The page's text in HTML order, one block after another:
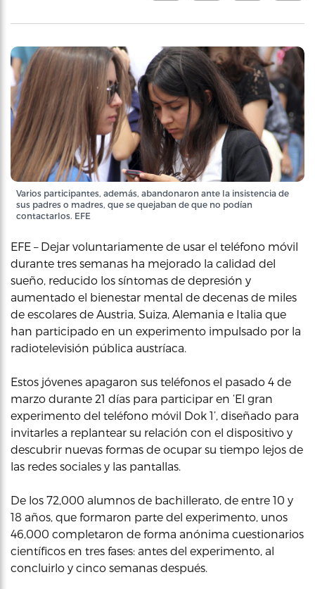
Varios participantes, además, abandonaron ante la insistencia de
sus padres o madres, que se quejaban de que no podían
contactarlos. EFE
EFE – Dejar voluntariamente de usar el teléfono móvil
durante tres semanas ha mejorado la calidad del
sueño, reducido los síntomas de depresión y
aumentado el bienestar mental de decenas de miles
de escolares de Austria, Suiza, Alemania e Italia que
han participado en un experimento impulsado por la
radiotelevisión pública austríaca.
Estos jóvenes apagaron sus teléfonos el pasado 4 de
marzo durante 21 días para participar en ‘El gran
experimento del teléfono móvil Dok 1’, diseñado para
invitarles a replantear su relación con el dispositivo y
descubrir nuevas formas de ocupar su tiempo lejos de
las redes sociales y las pantallas.
De los 72,000 alumnos de bachillerato, de entre 10 y
18 años, que formaron parte del experimento, unos
46,000 completaron de forma anónima cuestionarios
científicos en tres fases: antes del experimento, al
concluirlo y cinco semanas después.